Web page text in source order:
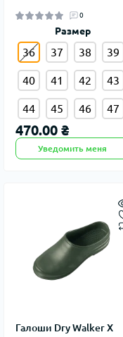
0
Размер
36 37 38 39
40 41 42 43
44 45 46 47
470.00 ₴
Уведомить меня
Галоши Dry Walker X